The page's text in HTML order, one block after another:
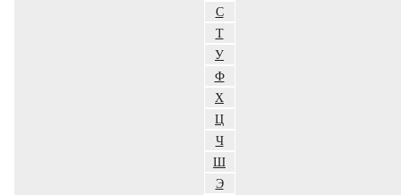
С
Т
У
Ф
Х
Ц
Ч
Ш
Э